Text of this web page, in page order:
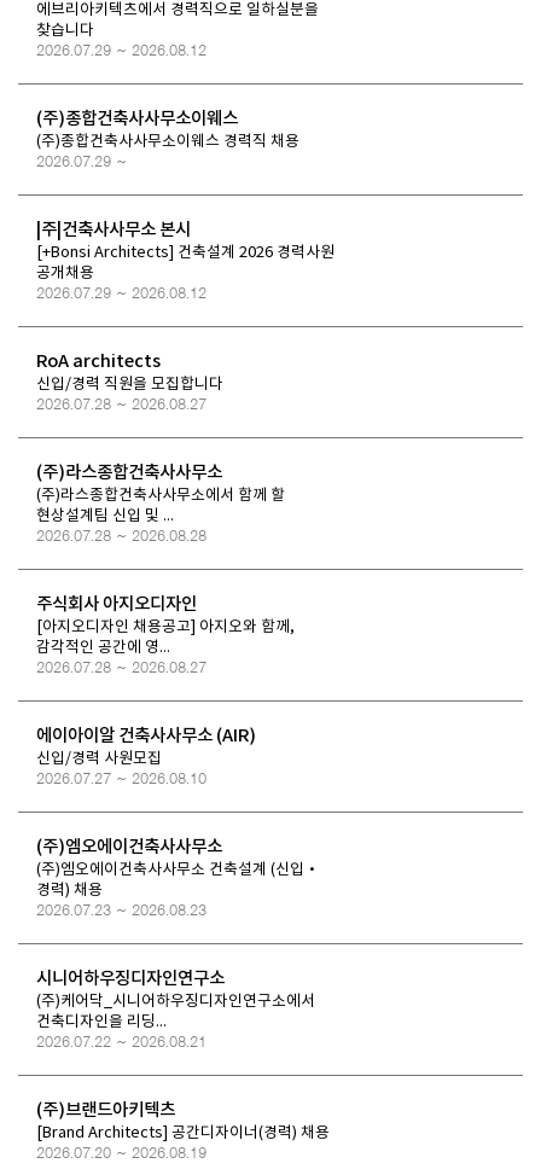
에브리아키텍츠에서 경력직으로 일하실분을
찾습니다
2026.07.29 ~ 2026.08.12
(주)종합건축사사무소이웨스
(주)종합건축사사무소이웨스 경력직 채용
2026.07.29 ~
|주|건축사사무소 본시
[+Bonsi Architects] 건축설계 2026 경력사원
공개채용
2026.07.29 ~ 2026.08.12
RoA architects
신입/경력 직원을 모집합니다
2026.07.28 ~ 2026.08.27
(주)라스종합건축사사무소
(주)라스종합건축사사무소에서 함께 할
현상설계팀 신입 및 ...
2026.07.28 ~ 2026.08.28
주식회사 아지오디자인
[아지오디자인 채용공고] 아지오와 함께,
감각적인 공간에 영...
2026.07.28 ~ 2026.08.27
에이아이알 건축사사무소 (AIR)
신입/경력 사원모집
2026.07.27 ~ 2026.08.10
(주)엠오에이건축사사무소
(주)엠오에이건축사사무소 건축설계 (신입·
경력) 채용
2026.07.23 ~ 2026.08.23
시니어하우징디자인연구소
(주)케어닥_시니어하우징디자인연구소에서
건축디자인을 리딩...
2026.07.22 ~ 2026.08.21
(주)브랜드아키텍츠
[Brand Architects] 공간디자이너(경력) 채용
2026.07.20 ~ 2026.08.19